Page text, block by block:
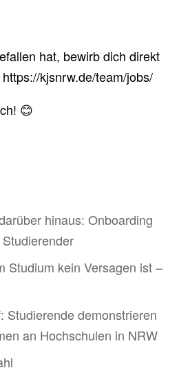
hat, bewirb dich direkt
kjsnrw.de/team/jobs/
😊
hinaus: Onboarding
Studium kein Versagen ist –
Studierende demonstrieren
an Hochschulen in NRW